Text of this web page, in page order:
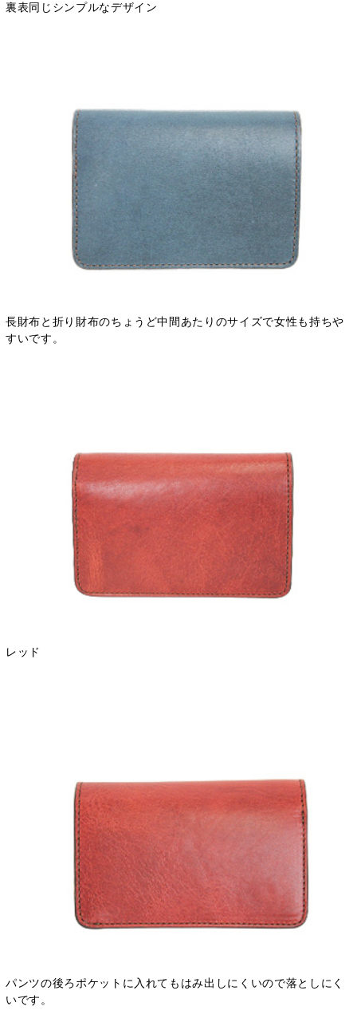
裏表同じシンプルなデザイン
長財布と折り財布のちょうど中間あたりのサイズで女性も持ちや
すいです。
レッド
パンツの後ろポケットに入れてもはみ出しにくいので落としにく
いです。